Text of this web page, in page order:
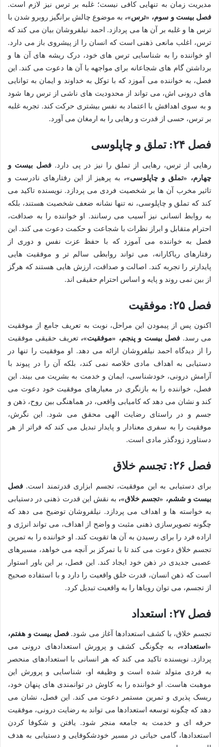
مدیریت زمان به تنهایی کافی نیست؛ غلبه بر ترس نیز لازم است.
فصل بیست و سوم، «ترس»، به موضوع چالش برانگیز روبرو شدن با
ترس ها و غلبه بر آن ها می پردازد. احمد نیلفروشان بیان می کند که
ترس، اغلب مانعی ذهنی است که انسان را از پیشروی باز می دارد.
او خواننده را به شناسایی ترس های خود، درک ریشه های آن ها و
برداشتن گام های شجاعانه برای مواجهه با آن ها دعوت می کند. این
فصل، به خواننده می آموزد که با توکل به خداوند و ایمان به توانایی
های درونی اش، می تواند از محدودیت های ناشی از ترس رها شود
و به سوی اهدافش با اعتماد به نفس بیشتری حرکت کند. تجربه غلبه
بر ترس، حسی از قدرت و رهایی را به ارمغان می آورد.
فصل ۲۴: تملق و چاپلوسی
رهایی از ترس، رهایی از تملق را نیز در پی دارد. فصل بیست و
چهارم، «تملق و چاپلوسی»، به پرهیز از این رفتارهای نادرست و
تاثیر مخرب آن ها بر شخصیت فردی می پردازد. نویسنده تاکید می
کند که تملق و چاپلوسی، نه تنها نشانه ضعف شخصیت هستند، بلکه
به روابط انسانی نیز آسیب می رسانند. او خواننده را به صداقت،
احترام متقابل و ابراز نظرات با شجاعت و حکمت دعوت می کند. این
فصل به خواننده می آموزد که با حفظ عزت نفس و دوری از
رفتارهای ریاکارانه، می تواند روابطی سالم تر و موفقیت هایی
پایدارتر را تجربه کند. اصالت و صداقت، ارزش هایی هستند که هرگز
از بین نمی روند و پایه و اساس احترام حقیقی اند.
فصل ۲۵: موفقیت
اکنون پس از پیمودن این مراحل، نوبت به تعریف جامع از موفقیت
می رسد. فصل بیست و پنجم، «موفقیت»، تعریف حقیقی موفقیت
را از دیدگاه احمد نیلفروشان ارائه می دهد. او موفقیت را تنها در
دستیابی به اهداف مادی خلاصه نمی کند، بلکه آن را در پیوند با
آرامش درونی، خودشناسی، ایمان و خدمت به بشریت می بیند. این
فصل، خواننده را به بازنگری در معیارهای موفقیت خود دعوت می
کند و نشان می دهد که کامیابی واقعی، در هماهنگی بین روح، ذهن و
جسم و در راستای رضایت الهی محقق می شود. این نگرش،
موفقیت را به سفری معنادار و پایدار تبدیل می کند که فراتر از هر
دستاورد زودگذر مادی است.
فصل ۲۶: تجسم خلاق
برای دستیابی به این موفقیت، تجسم ابزاری قدرتمند است. فصل
بیست و ششم، «تجسم خلاق»، به نقش این قدرت ذهنی در دستیابی
به خواسته ها و اهداف می پردازد. نیلفروشان توضیح می دهد که
چگونه تصویرسازی ذهنی مثبت و واضح از اهداف، می تواند انرژی و
اراده فرد را برای رسیدن به آن ها تقویت کند. او خواننده را به تمرین
تجسم خلاق دعوت می کند تا با تمرکز بر آنچه می خواهد، مسیرهای
عصبی جدیدی در ذهن خود ایجاد کند. این فصل، بر این باور استوار
است که ذهن انسان، قدرت خلق واقعیت را دارد و با استفاده صحیح
از تجسم، می توان رویاها را به واقعیت تبدیل کرد.
فصل ۲۷: استعداد
تجسم خلاق، با کشف استعدادها آغاز می شود.فصل بیست و هفتم،
«استعداد»، به چگونگی کشف و پرورش استعدادهای درونی می
پردازد. نویسنده تاکید می کند که هر انسانی با استعدادهای منحصر
به فردی متولد شده است و وظیفه او، شناسایی و پرورش این
موهبت هاست. او خواننده را به کاوش در توانمندی های پنهان خود،
ریسک پذیری و تمرین مستمر دعوت می کند. این فصل، نشان می
دهد که چگونه توسعه استعدادها می تواند به رضایت درونی، موفقیت
حرفه ای و خدمت به جامعه منجر شود. یافتن و شکوفا کردن
استعدادها، گامی حیاتی در مسیر خودشکوفایی و دستیابی به هدف